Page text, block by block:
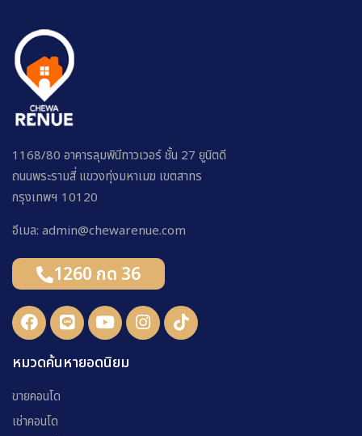
1168/80 อาคารลุมพินีทาวเวอร์ ชั้น 27 ยูนิตดี
ถนนพระรามสี่ แขวงทุ่งมหาเมฆ เขตสาทร
กรุงเทพฯ 10120
อีเมล: admin@chewarenue.com
1260 กด 36
หมวดค้นหายอดนิยม
ขายคอนโด
เช่าคอนโด